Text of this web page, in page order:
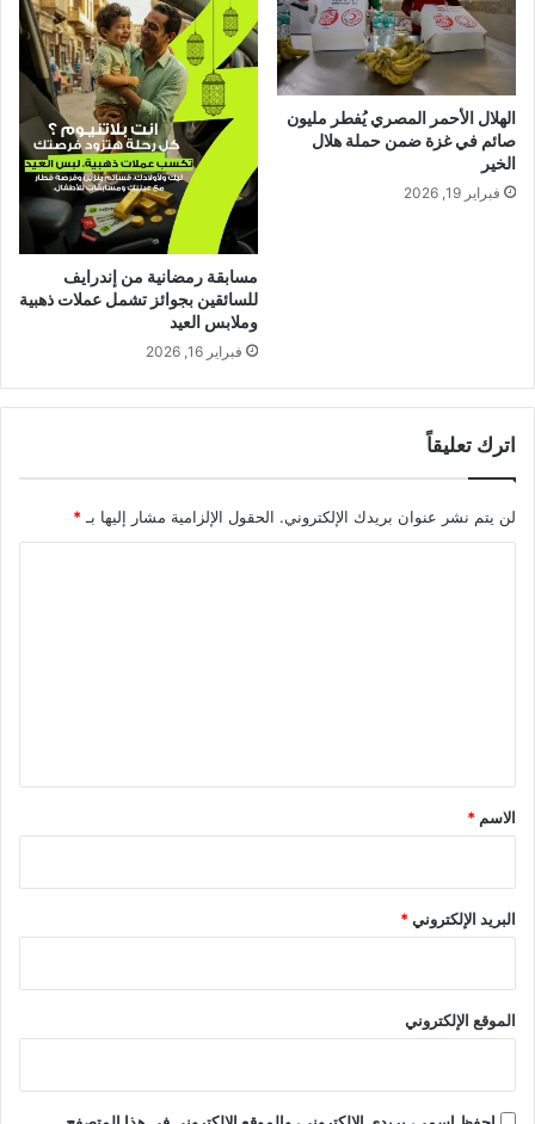
الهلال الأحمر المصري يُفطر مليون
صائم في غزة ضمن حملة هلال
الخير
فبراير 19, 2026
مسابقة رمضانية من إندرايف
للسائقين بجوائز تشمل عملات ذهبية
وملابس العيد
فبراير 16, 2026
اترك تعليقاً
لن يتم نشر عنوان بريدك الإلكتروني. الحقول الإلزامية مشار إليها بـ *
*
الاسم *
البريد الإلكتروني*
الموقع الإلكتروني